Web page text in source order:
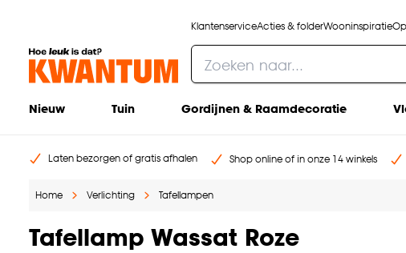
KlantenserviceActies & folderWooninspiratie
Nieuw Tuin Gordijnen & Raamdecoratie
Laten bezorgen of gratis afhalen Shop online of in onze 14 winkels
Home Verlichting Tafellampen
Tafellamp Wassat Roze